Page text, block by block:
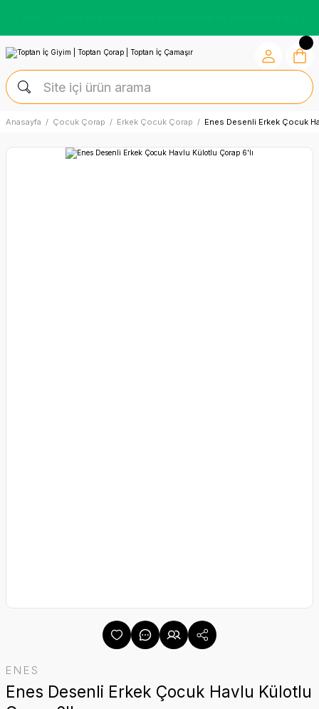
Anasayfa Çocuk Çorap Erkek Çocuk Çorap Enes Desenli Erkek Çocuk
ENES
Enes Desenli Erkek Çocuk Havlu Külotlu